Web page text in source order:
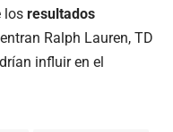
los resultados
Ralph Lauren, TD
influir en el